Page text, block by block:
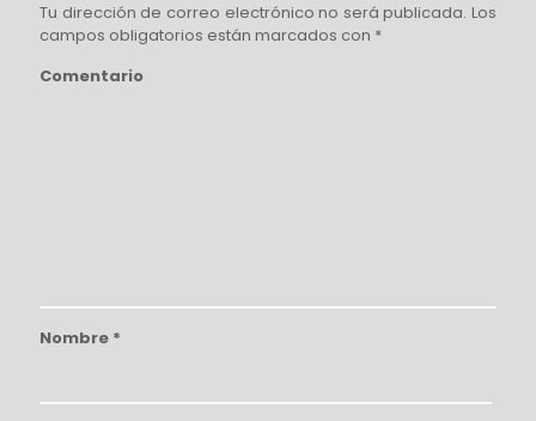
Tu dirección de correo electrónico no será publicada. Los
campos obligatorios están marcados con *
Comentario
Nombre *